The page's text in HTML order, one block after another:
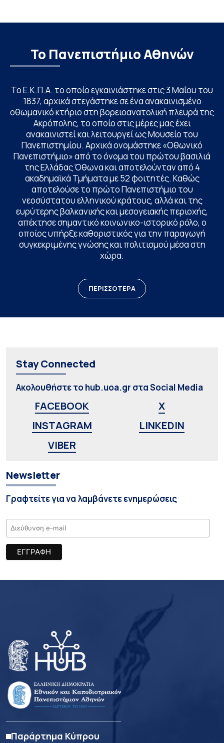
Το Πανεπιστήμιο Αθηνών
Το Ε.Κ.Π.Α. το οποίο εγκαινιάστηκε στις 3 Μαΐου του
1837, αρχικά στεγάστηκε σε ένα ανακαινισμένο
οθωμανικό κτήριο στη βορειοανατολική πλευρά της
Ακρόπολης, το οποίο στις μέρες μας έχει
ανακαινιστεί και λειτουργεί ως Μουσείο του
Πανεπιστημίου. Αρχικά ονομάστηκε «Οθωνικό
Πανεπιστήμιο» από το όνομα του πρώτου βασιλιά
της Ελλάδας Όθωνα και αποτελούνταν από 4
ακαδημαϊκά Τμήματα με 52 φοιτητές. Καθώς
αποτελούσε το πρώτο Πανεπιστήμιο του
νεοσύστατου ελληνικού κράτους, αλλά και της
ευρύτερης βαλκανικής και μεσογειακής περιοχής,
απέκτησε σημαντικό κοινωνικο-ιστορικό ρόλο, ο
οποίος υπήρξε καθοριστικός για την παραγωγή
συγκεκριμένης γνώσης και πολιτισμού μέσα στη
χώρα.
ΠΕΡΙΣΣΟΤΕΡΑ
Stay Connected
Ακολουθήστε το hub.uoa.gr στα Social Media
FACEBOOK
X
INSTAGRAM
LINKEDIN
VIBER
Newsletter
Γραφτείτε για να λαμβάνετε ενημερώσεις
Παράρτημα Κύπρου